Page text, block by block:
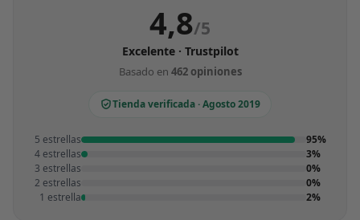
4,8/5
Excelente · Trustpilot
Basado en 462 opiniones
Tienda verificada · Agosto 2019
5 estrellas
95%
4 estrellas
3%
3 estrellas
0%
2 estrellas
0%
1 estrella
2%